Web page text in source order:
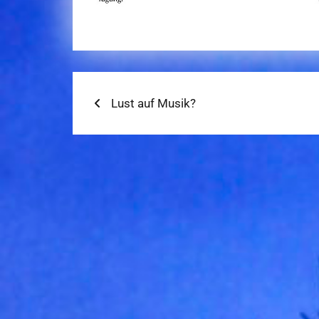
Beitragsnavigation
Previous
Lust auf Musik?